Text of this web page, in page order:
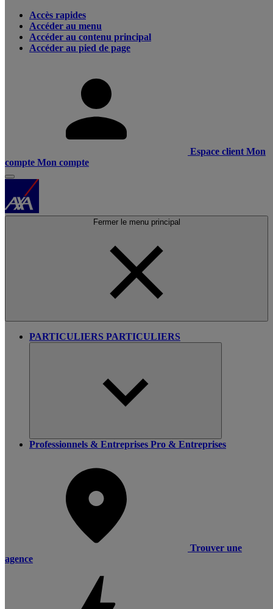
Accès rapides
Accéder au menu
Accéder au contenu principal
Accéder au pied de page
Espace client Mon
compte Mon compte
Fermer le menu principal
PARTICULIERS PARTICULIERS
Professionnels & Entreprises Pro & Entreprises
Trouver une
agence